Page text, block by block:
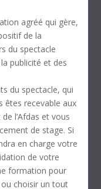
agréé qui gère,
de la
du spectacle
publicité et des
du spectacle, qui
êtes recevable aux
l’Afdas et vous
de stage. Si
en charge votre
de votre
formation pour
choisir un tout